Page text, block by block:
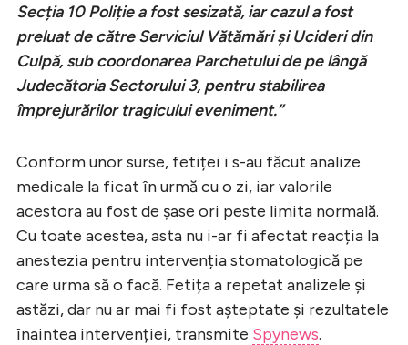
Secția 10 Poliție a fost sesizată, iar cazul a fost
preluat de către Serviciul Vătămări și Ucideri din
Culpă, sub coordonarea Parchetului de pe lângă
Judecătoria Sectorului 3, pentru stabilirea
împrejurărilor tragicului eveniment.”
Conform unor surse, fetiței i s-au făcut analize
medicale la ficat în urmă cu o zi, iar valorile
acestora au fost de șase ori peste limita normală.
Cu toate acestea, asta nu i-ar fi afectat reacția la
anestezia pentru intervenția stomatologică pe
care urma să o facă. Fetița a repetat analizele și
astăzi, dar nu ar mai fi fost așteptate și rezultatele
înaintea intervenției, transmite Spynews.